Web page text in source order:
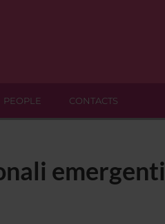
PEOPLE CONTACTS
emergenti